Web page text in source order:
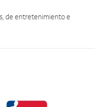
de entretenimiento e